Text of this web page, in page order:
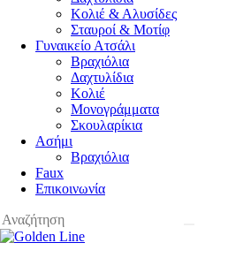
Κολιέ & Αλυσίδες
Σταυροί & Μοτίφ
Γυναικείο Ατσάλι
Βραχιόλια
Δαχτυλίδια
Κολιέ
Μονογράμματα
Σκουλαρίκια
Ασήμι
Βραχιόλια
Faux
Επικοινωνία